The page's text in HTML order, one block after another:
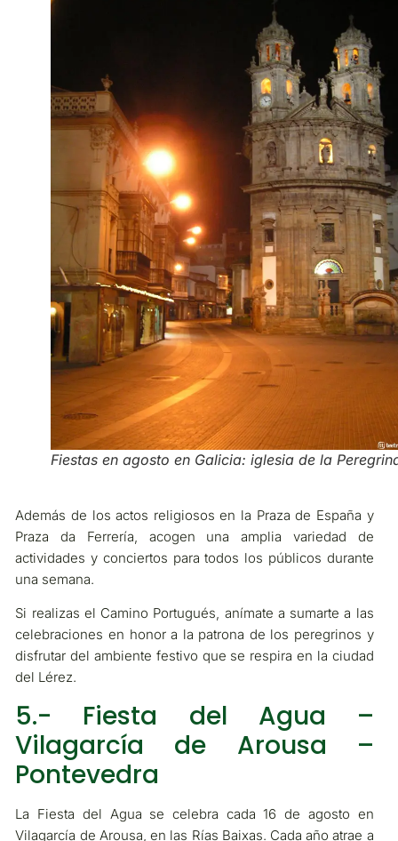
Fiestas en agosto en Galicia: iglesia de la
Además de los actos religiosos en la Praza de España y
Praza da Ferrería, acogen una amplia variedad de
actividades y conciertos para todos los públicos durante
una semana.
Si realizas el Camino Portugués, anímate a sumarte a las
celebraciones en honor a la patrona de los peregrinos y
disfrutar del ambiente festivo que se respira en la ciudad
del Lérez.
5.- Fiesta del Agua –
Vilagarcía de Arousa –
Pontevedra
La Fiesta del Agua se celebra cada 16 de agosto en
Vilagarcía de Arousa, en las Rías Baixas. Cada año atrae a